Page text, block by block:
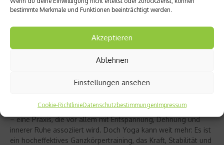
bestimmte Merkmale und Funktionen beeinträchtigt werden.
Akzeptieren
Ablehnen
Einstellungen ansehen
Cookie-RichtlinieDatenschutzbestimmungenImpressum
Christine Bielecki über ihr Buch „Yoga Power“
Yoga gilt für viele als sanfter Ausgleich zum hektischen Alltag
– eine Praxis, die vor allem mit Entspannung, Dehnung und
innerer Ruhe assoziiert wird. Doch Yoga kann weit mehr: Es ist
ein hocheffektives Ganzkörpertraining, das Kraft, Stabilität und